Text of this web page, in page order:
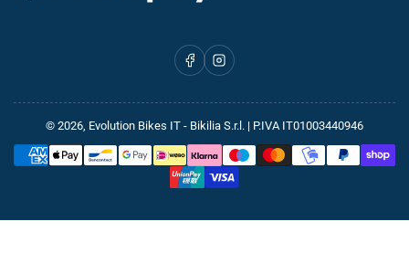
FacebookInstagram
© 2026, Evolution Bikes IT - Bikilia S.r.l. | P.IVA IT01003440946
Metodi
di
pagamento